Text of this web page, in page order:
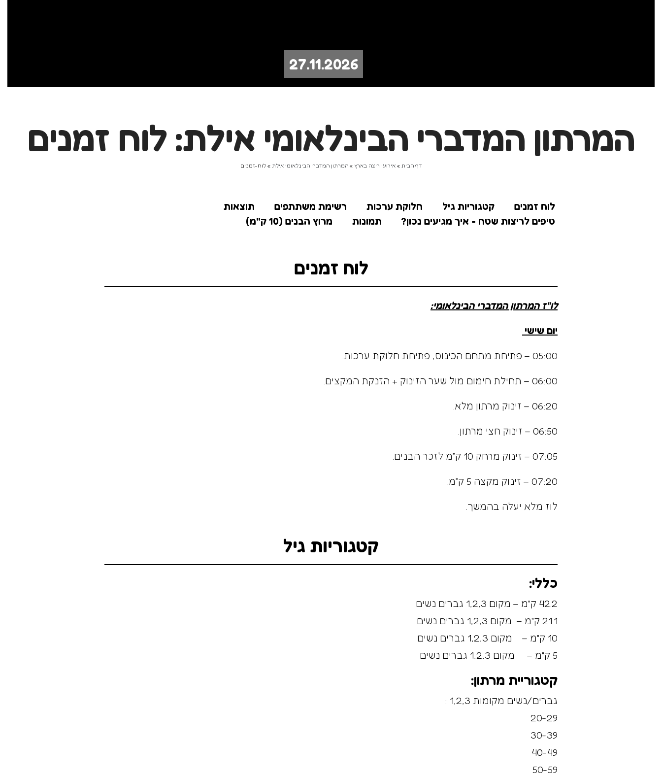
27.11.2026
המרתון המדברי הבינלאומי אילת: לוח זמנים
דף הבית »אירועי ריצה בארץ »המרתון המדברי הבינלאומי אילת »לוח-זמנים
לוח זמנים קטגוריות גיל חלוקת ערכות רשימת משתתפים
תוצאות
טיפים לריצות שטח - איך מגיעים נכון?
תמונות מרוץ הבנים (10 ק"מ)
לוח זמנים
לו"ז המרתון המדברי הבינלאומי:
יום שישי
05:00 – פתיחת מתחם הכינוס, פתיחת חלוקת ערכות.
06:00 – תחילת חימום מול שער הזינוק + הזנקת המקצים.
06:20 – זינוק מרתון מלא.
06:50 – זינוק חצי מרתון.
07:05 – זינוק מרחק 10 ק”מ לזכר הבנים.
07:20 – זינוק מקצה 5 ק”מ.
לוז מלא יעלה בהמשך.
קטגוריות גיל
כללי:
42.2 ק"מ – מקום 1,2,3 גברים נשים
21.1 ק"מ – מקום 1,2,3 גברים נשים
10 ק"מ – מקום 1,2,3 גברים נשים
5 ק"מ – מקום 1,2,3 גברים נשים
קטגוריית מרתון:
גברים/נשים מקומות 1,2,3 :
20-29
30-39
40-49
50-59